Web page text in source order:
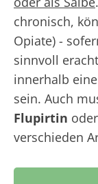
chronisch,
Opiate) -
sinnvoll
innerhalb
sein. Auch
Flupirtin oder
verschieden